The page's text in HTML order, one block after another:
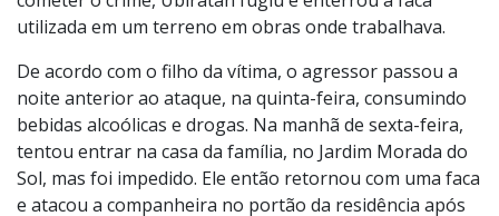
cometer o crime, Ubiratan fugiu e enterrou a faca
De acordo com o filho da vítima, o agressor passou a
noite anterior ao ataque, na quinta-feira, consumindo
bebidas alcoólicas e drogas. Na manhã de sexta-feira,
tentou entrar na casa da família, no Jardim Morada do
Sol, mas foi impedido. Ele então retornou com uma faca